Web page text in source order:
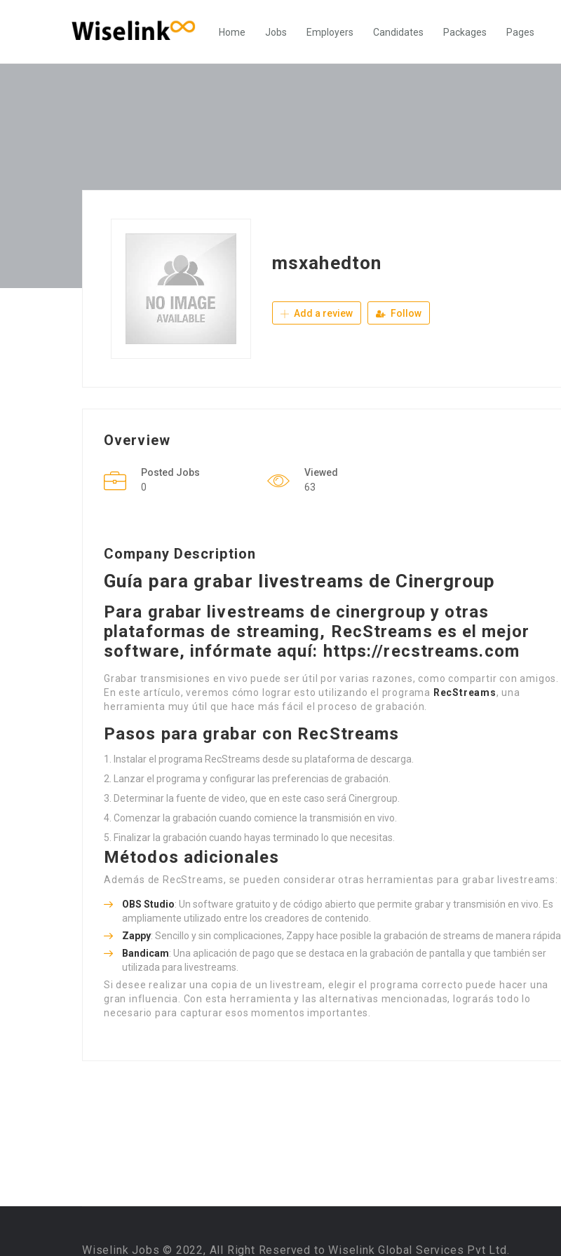
Home Jobs Employers Candidates Packages Pages
msxahedton
Add a review Follow
Overview
Posted Jobs
0
Viewed
63
Company Description
Guía para grabar livestreams de Cinergroup
Para grabar livestreams de cinergroup y otras
plataformas de streaming, RecStreams es el mejor
software, infórmate aquí: https://recstreams.com
Grabar transmisiones en vivo puede ser útil por varias razones, como compartir con amigos.
En este artículo, veremos cómo lograr esto utilizando el programa RecStreams, una
herramienta muy útil que hace más fácil el proceso de grabación.
Pasos para grabar con RecStreams
Instalar el programa RecStreams desde su plataforma de descarga.
Lanzar el programa y configurar las preferencias de grabación.
Determinar la fuente de video, que en este caso será Cinergroup.
Comenzar la grabación cuando comience la transmisión en vivo.
Finalizar la grabación cuando hayas terminado lo que necesitas.
Métodos adicionales
Además de RecStreams, se pueden considerar otras herramientas para grabar livestreams:
OBS Studio: Un software gratuito y de código abierto que permite grabar y transmisión en vivo. Es
ampliamente utilizado entre los creadores de contenido.
Zappy: Sencillo y sin complicaciones, Zappy hace posible la grabación de streams de manera rápida.
Bandicam: Una aplicación de pago que se destaca en la grabación de pantalla y que también ser
utilizada para livestreams.
Si desee realizar una copia de un livestream, elegir el programa correcto puede hacer una
gran influencia. Con esta herramienta y las alternativas mencionadas, lograrás todo lo
necesario para capturar esos momentos importantes.
Wiselink Jobs © 2022, All Right Reserved to Wiselink Global Services Pvt Ltd.